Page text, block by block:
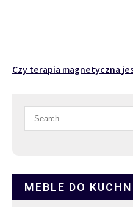
Nawigacja
Czy terapia magnetyczna
MEBLE DO